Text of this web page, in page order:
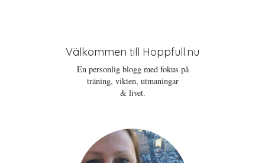
Välkommen till Hoppfull.nu
En personlig blogg med fokus på
träning, vikten, utmaningar
& livet.